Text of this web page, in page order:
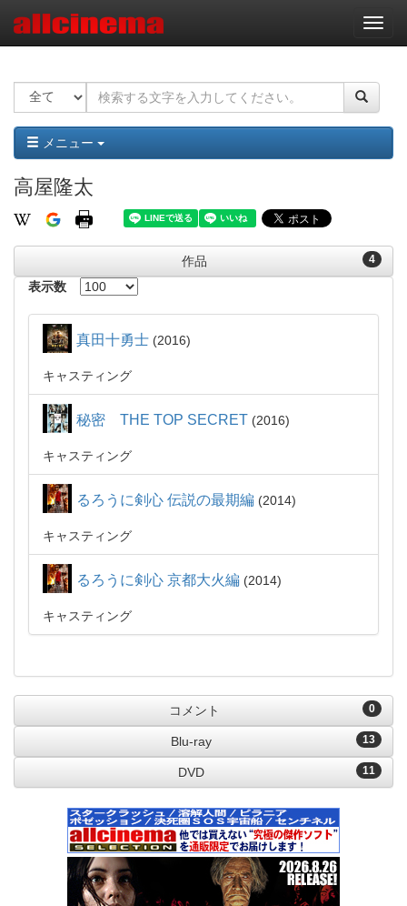
ナ
ビ
ー
ョ
ン
メニュー
高屋隆太
4
作品
表示数
真田十勇士 2016
キャスティング
秘密 THE TOP SECRET 2016
キャスティング
るろうに剣心 伝説の最期編 2014
キャスティング
るろうに剣心 京都大火編 2014
キャスティング
0
コメント
13
Blu-ray
11
DVD